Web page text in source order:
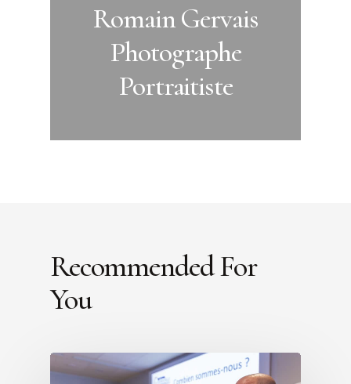
Romain Gervais
Photographe
Portraitiste
Recommended For
You